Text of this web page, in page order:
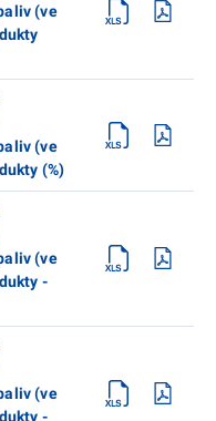
(ve
(ve
(%)
(ve
-
(ve
-